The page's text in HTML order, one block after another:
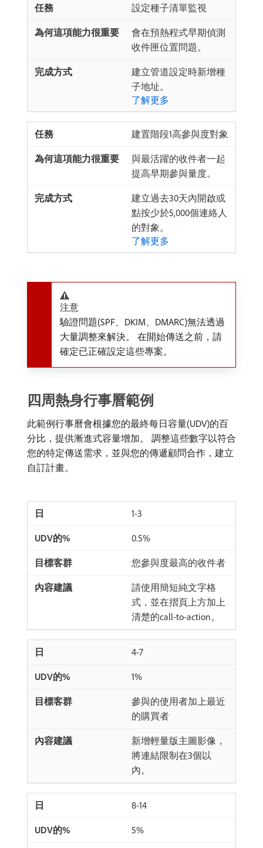
設定種子清單監視
會在預熱程式早期偵測
收件匣位置問題。
建立管道設定時新增種
子地址。
了解更多
建置階段1高參與度對象
與最活躍的收件者一起
提高早期參與量度。
建立過去30天內開啟或
點按少於5,000個連絡人
的對象。
了解更多
注意
驗證問題(SPF、DKIM、DMARC)無法透過
大量調整來解決。 在開始傳送之前，請
確定已正確設定這些專案。
四周熱身行事曆範例
此範例行事曆會根據您的最終每日容量(UDV)的百
分比，提供漸進式容量增加。 調整這些數字以符合
您的特定傳送需求，並與您的傳遞顧問合作，建立
自訂計畫。
1-3
0.5%
您參與度最高的收件者
請使用簡短純文字格
式，並在摺頁上方加上
清楚的call-to-action。
4-7
1%
參與的使用者加上最近
的購買者
新增輕量版主圖影像，
將連結限制在3個以
內。
8-14
5%